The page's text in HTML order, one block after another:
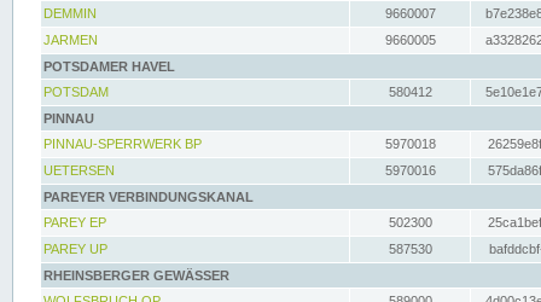
DEMMIN
9660007
JARMEN
9660005
POTSDAMER HAVEL
POTSDAM
580412
PINNAU
PINNAU-SPERRWERK BP
5970018
UETERSEN
5970016
PAREYER VERBINDUNGSKANAL
PAREY EP
502300
PAREY UP
587530
RHEINSBERGER GEWÄSSER